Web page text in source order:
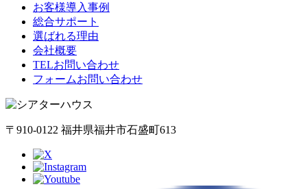
お客様導入事例
総合サポート
選ばれる理由
会社概要
TELお問い合わせ
フォームお問い合わせ
〒910-0122 福井県福井市石盛町613